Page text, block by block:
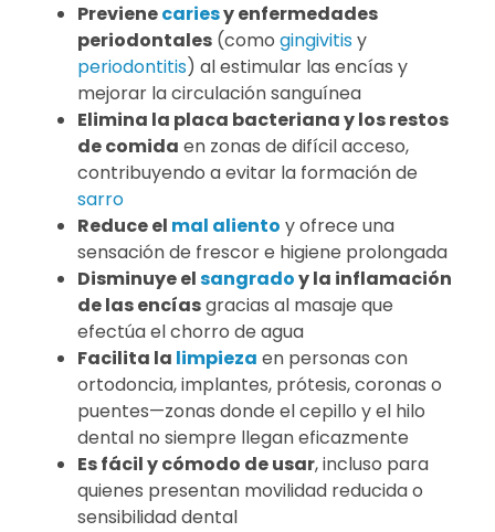
Previenecariesy enfermedades
periodontales (como gingivitisy
periodontitis) al estimular las encías y
mejorar la circulación sanguínea
Elimina la placa bacteriana y los restos
de comida en zonas de difícil acceso,
contribuyendo a evitar la formación de
sarro
Reduce el mal aliento y ofrece una
sensación de frescor e higiene prolongada
Disminuye elsangradoy la inflamación
de las encíasgracias al masaje que
efectúa el chorro de agua
Facilita la limpieza en personas con
ortodoncia, implantes, prótesis, coronas o
puentes—zonas donde el cepillo y el hilo
dental no siempre llegan eficazmente
Es fácil y cómodo de usar, incluso para
quienes presentan movilidad reducida o
sensibilidad dental